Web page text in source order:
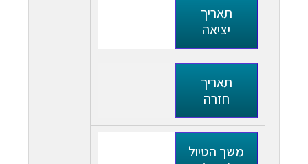
תאריך
יציאה
תאריך
חזרה
משך הטיול